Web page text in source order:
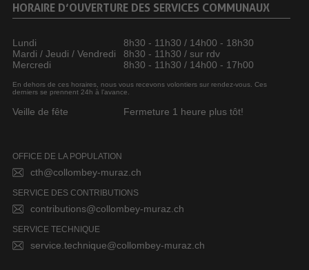
HORAIRE D’OUVERTURE DES SERVICES COMMUNAUX
Lundi
8h30 - 11h30 / 14h00 - 18h30
Mardi / Jeudi / Vendredi
8h30 - 11h30 / sur rdv
Mercredi
8h30 - 11h30 / 14h00 - 17h00
En dehors de ces horaires, nous vous recevons volontiers sur rendez-vous. Ces
derniers se prennent 24h à l’avance.
Veille de fête Fermeture 1 heure plus tôt!
OFFICE DE LA POPULATION
cth@collombey-muraz.ch
SERVICE DES CONTRIBUTIONS
contributions@collombey-muraz.ch
SERVICE TECHNIQUE
service.technique@collombey-muraz.ch